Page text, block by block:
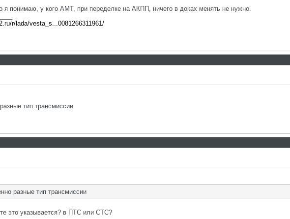
я понимаю, у кого АМТ, при переделке на АКПП, ничего в доках менять не нужно.
r/lada/vesta_s...0081266311961/
тип трансмиссии
разные тип трансмиссии
это указывается? в ПТС или СТС?